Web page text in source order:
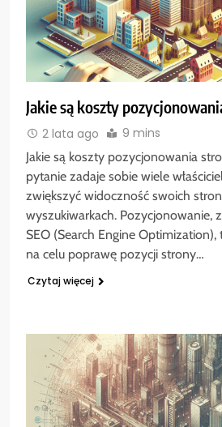
Jakie są koszty
2 lata ago 9 mins
Jakie są koszty pozycjonowania
pytanie zadaje sobie wiele
zwiększyć widoczność swoich
wyszukiwarkach. Pozycjonowanie,
SEO (Search Engine
na celu poprawę pozycji strony…
Czytaj więcej